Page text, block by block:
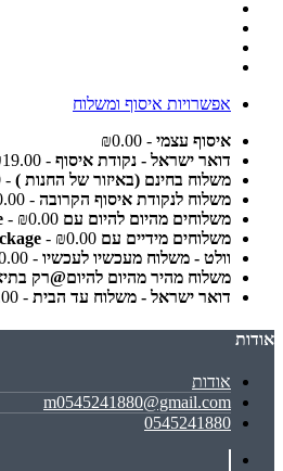
אפשרויות איסוף ומשלוח
איסוף עצמי - ₪0.00
דואר ישראל - נקודת איסוף - ₪19.00
משלוח בחינם (באיזור של החנות ) - ₪0.00
משלוח לנקודת איסוף הקרובה - ₪0.00
משלוחים מהיום להיום עם Get Package - ₪0.00
משלוחים מידיים עם Get Package - ₪0.00
וולט - משלוח מעכשיו לעכשיו - ₪0.00
משלוח מהיר מהיום להיום@רק
דואר ישראל - משלוח עד הבית - ₪28.00
אודות
אודות
m0545241880@gmail.com
0545241880